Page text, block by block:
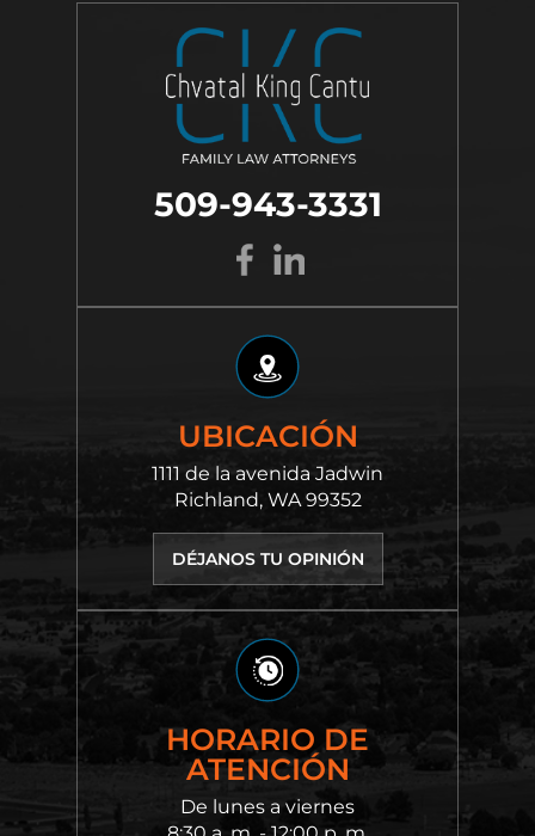
UBICACIÓN
1111 de la avenida Jadwin
Richland, WA 99352
DÉJANOS TU OPINIÓN
HORARIO DE
ATENCIÓN